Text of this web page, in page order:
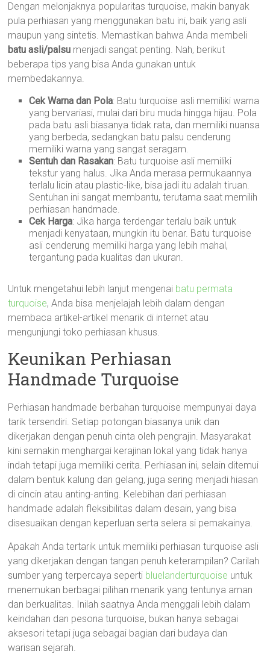
Dengan melonjaknya popularitas turquoise, makin banyak
pula perhiasan yang menggunakan batu ini, baik yang asli
maupun yang sintetis. Memastikan bahwa Anda membeli
batu asli/palsu menjadi sangat penting. Nah, berikut
beberapa tips yang bisa Anda gunakan untuk
membedakannya.
Cek Warna dan Pola: Batu turquoise asli memiliki warna
yang bervariasi, mulai dari biru muda hingga hijau. Pola
pada batu asli biasanya tidak rata, dan memiliki nuansa
yang berbeda, sedangkan batu palsu cenderung
memiliki warna yang sangat seragam.
Sentuh dan Rasakan: Batu turquoise asli memiliki
tekstur yang halus. Jika Anda merasa permukaannya
terlalu licin atau plastic-like, bisa jadi itu adalah tiruan.
Sentuhan ini sangat membantu, terutama saat memilih
perhiasan handmade.
Cek Harga: Jika harga terdengar terlalu baik untuk
menjadi kenyataan, mungkin itu benar. Batu turquoise
asli cenderung memiliki harga yang lebih mahal,
tergantung pada kualitas dan ukuran.
Untuk mengetahui lebih lanjut mengenai batu permata
turquoise, Anda bisa menjelajah lebih dalam dengan
membaca artikel-artikel menarik di internet atau
mengunjungi toko perhiasan khusus.
Keunikan Perhiasan
Handmade Turquoise
Perhiasan handmade berbahan turquoise mempunyai daya
tarik tersendiri. Setiap potongan biasanya unik dan
dikerjakan dengan penuh cinta oleh pengrajin. Masyarakat
kini semakin menghargai kerajinan lokal yang tidak hanya
indah tetapi juga memiliki cerita. Perhiasan ini, selain ditemui
dalam bentuk kalung dan gelang, juga sering menjadi hiasan
di cincin atau anting-anting. Kelebihan dari perhiasan
handmade adalah fleksibilitas dalam desain, yang bisa
disesuaikan dengan keperluan serta selera si pemakainya.
Apakah Anda tertarik untuk memiliki perhiasan turquoise asli
yang dikerjakan dengan tangan penuh keterampilan? Carilah
sumber yang terpercaya seperti bluelanderturquoise untuk
menemukan berbagai pilihan menarik yang tentunya aman
dan berkualitas. Inilah saatnya Anda menggali lebih dalam
keindahan dan pesona turquoise, bukan hanya sebagai
aksesori tetapi juga sebagai bagian dari budaya dan
warisan sejarah.